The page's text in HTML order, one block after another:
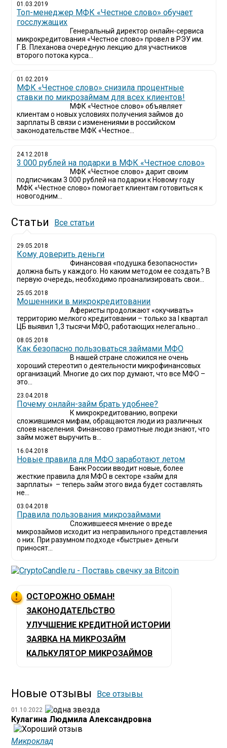
01.03.2019
Топ-менеджер МФК «Честное слово» обучает
госслужащих
Генеральный директор онлайн-сервиса
микрокредитования «Честное слово» провел в РЭУ им.
Г.В. Плеханова очередную лекцию для участников
второго потока курса...
01.02.2019
МФК «Честное слово» снизила процентные
ставки по микрозаймам для всех клиентов!
МФК «Честное слово» объявляет
клиентам о новых условиях получения займов до
зарплаты В связи с изменениями в российском
законодательстве МФК «Честное...
24.12.2018
3 000 рублей на подарки в МФК «Честное слово»
МФК «Честное слово» дарит своим
подписчикам 3 000 рублей на подарки к Новому году
МФК «Честное слово» помогает клиентам готовиться к
новогодним...
Статьи Все статьи
29.05.2018
Кому доверить деньги
Финансовая «подушка безопасности»
должна быть у каждого. Но каким методом ее создать? В
первую очередь, необходимо проанализировать свои...
25.05.2018
Мошенники в микрокредитовании
Аферисты продолжают «окучивать»
территорию мелкого кредитовании – только за I квартал
ЦБ выявил 1,3 тысячи МФО, работающих нелегально...
08.05.2018
Как безопасно пользоваться займами МФО
В нашей стране сложился не очень
хороший стереотип о деятельности микрофинансовых
организаций. Многие до сих пор думают, что все МФО –
это...
23.04.2018
Почему онлайн-займ брать удобнее?
К микрокредитованию, вопреки
сложившимся мифам, обращаются люди из различных
слоев населения. Финансово грамотные люди знают, что
займ может выручить в...
16.04.2018
Новые правила для МФО заработают летом
Банк России вводит новые, более
жесткие правила для МФО в секторе «займ для
зарплаты» – теперь займ этого вида будет составлять
не...
03.04.2018
​Правила пользования микрозаймами
Сложившееся мнение о вреде
микрозаймов исходит из неправильного представления
о них. При разумном подходе «быстрые» деньги
приносят...
ОСТОРОЖНО ОБМАН!
ЗАКОНОДАТЕЛЬСТВО
УЛУЧШЕНИЕ КРЕДИТНОЙ ИСТОРИИ
ЗАЯВКА НА МИКРОЗАЙМ
КАЛЬКУЛЯТОР МИКРОЗАЙМОВ
Новые отзывы Все отзывы
01.10.2022
Кулагина Людмила Александровна
Микроклад